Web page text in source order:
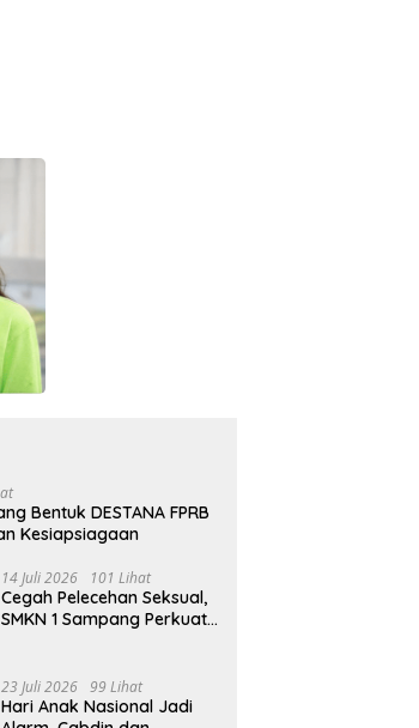
Bentuk DESTANA FPRB
Kesiapsiagaan
14 Juli 2026 101 Lihat
Cegah Pelecehan Seksual,
SMKN 1 Sampang Perkuat
23 Juli 2026 99 Lihat
Hari Anak Nasional Jadi